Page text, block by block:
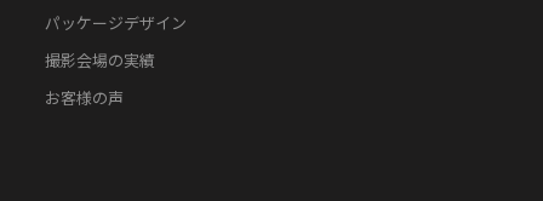
パッケージデザイン
撮影会場の実績
お客様の声